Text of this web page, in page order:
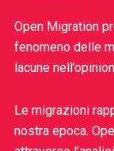
Open Migration
fenomeno delle
lacune
Le migrazioni
nostra epoca.